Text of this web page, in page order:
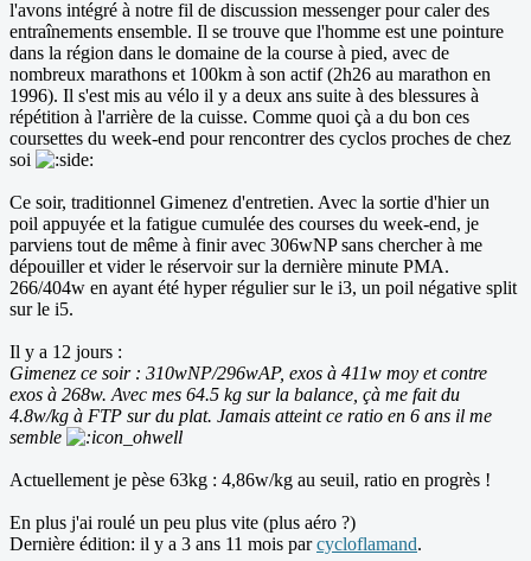
l'avons intégré à notre fil de discussion messenger pour caler des
entraînements ensemble. Il se trouve que l'homme est une pointure
dans la région dans le domaine de la course à pied, avec de
nombreux marathons et 100km à son actif (2h26 au marathon en
1996). Il s'est mis au vélo il y a deux ans suite à des blessures à
répétition à l'arrière de la cuisse. Comme quoi çà a du bon ces
coursettes du week-end pour rencontrer des cyclos proches de chez
soi
Ce soir, traditionnel Gimenez d'entretien. Avec la sortie d'hier un
poil appuyée et la fatigue cumulée des courses du week-end, je
parviens tout de même à finir avec 306wNP sans chercher à me
dépouiller et vider le réservoir sur la dernière minute PMA.
266/404w en ayant été hyper régulier sur le i3, un poil négative split
sur le i5.
Il y a 12 jours :
Gimenez ce soir : 310wNP/296wAP, exos à 411w moy et contre
exos à 268w. Avec mes 64.5 kg sur la balance, çà me fait du
4.8w/kg à FTP sur du plat. Jamais atteint ce ratio en 6 ans il me
semble
Actuellement je pèse 63kg : 4,86w/kg au seuil, ratio en progrès !
En plus j'ai roulé un peu plus vite (plus aéro ?)
Dernière édition: il y a 3 ans 11 mois parcycloflamand.